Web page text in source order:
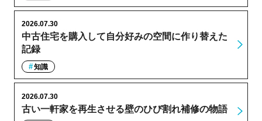
中古住宅を購入して自分好みの空間に作り替えた
記録
2026.07.30
知識
古い一軒家を再生させる壁のひび割れ補修の物語
2026.07.30